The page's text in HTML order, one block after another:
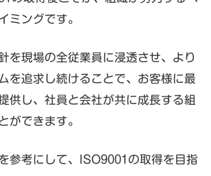
ミングです。
を現場の全従業員に浸透させ、より
を追求し続けることで、お客様に最
供し、社員と会社が共に成長する組
ができます。
参考にして、ISO9001の取得を目指